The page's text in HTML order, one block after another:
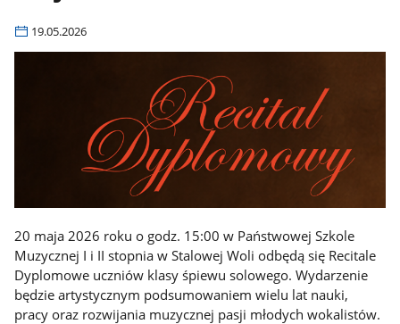
19.05.2026
20 maja 2026 roku o godz. 15:00 w Państwowej Szkole
Muzycznej I i II stopnia w Stalowej Woli odbędą się Recitale
Dyplomowe uczniów klasy śpiewu solowego. Wydarzenie
będzie artystycznym podsumowaniem wielu lat nauki,
pracy oraz rozwijania muzycznej pasji młodych wokalistów.